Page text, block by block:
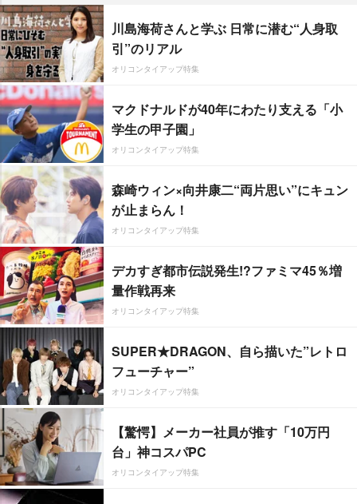
川島海荷さんと学ぶ 日常に潜む“人身取
引”のリアル
オリコンタイアップ特集
マクドナルドが40年にわたり支える「小
学生の甲子園」
オリコンタイアップ特集
森崎ウィン×向井康二“両片思い”にキュン
が止まらん！
オリコンタイアップ特集
デカすぎ都市伝説発生!?ファミマ45％増
量作戦再来
オリコンタイアップ特集
SUPER★DRAGON、自ら描いた”レトロ
フューチャー”
オリコンタイアップ特集
【驚愕】メーカー社員が推す「10万円
台」神コスパPC
オリコンタイアップ特集